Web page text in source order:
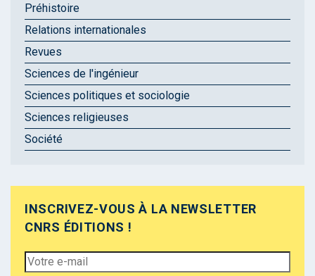
Préhistoire
Relations internationales
Revues
Sciences de l'ingénieur
Sciences politiques et sociologie
Sciences religieuses
Société
INSCRIVEZ-VOUS À LA NEWSLETTER
CNRS ÉDITIONS !